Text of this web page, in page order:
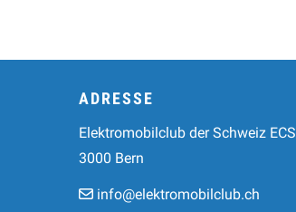
FooterADRESSE
Elektromobilclub der Schweiz ECS
3000 Bern
info@elektromobilclub.ch